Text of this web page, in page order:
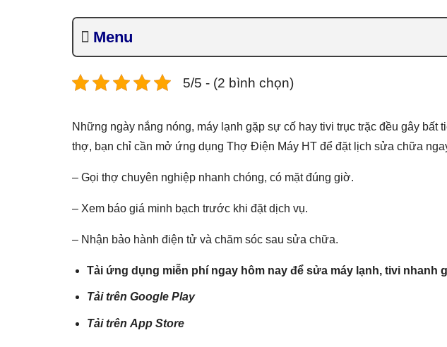
Menu
5/5 - (2 bình chọn)
Những ngày nắng nóng, máy lạnh gặp sự cố hay tivi trục trặc đều gây bất
thợ, bạn chỉ cần mở ứng dụng Thợ Điện Máy HT để đặt lịch sửa chữa
– Gọi thợ chuyên nghiệp nhanh chóng, có mặt đúng giờ.
– Xem báo giá minh bạch trước khi đặt dịch vụ.
– Nhận bảo hành điện tử và chăm sóc sau sửa chữa.
Tải ứng dụng miễn phí ngay hôm nay để sửa máy lạnh, tivi nhanh
Tải trên Google Play
Tải trên App Store